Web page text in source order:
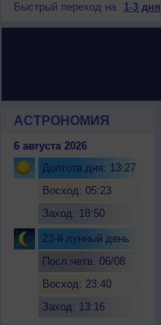
Быстрый переход на 1-3 дня
АСТРОНОМИЯ
6 августа 2026
Долгота дня: 13:27
Восход: 05:23
Заход: 18:50
23-й лунный день
Посл.четв. 06/08
Восход: 23:40
Заход: 13:16